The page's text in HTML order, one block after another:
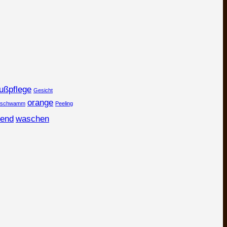
Gesicht
orange Peeling
waschen